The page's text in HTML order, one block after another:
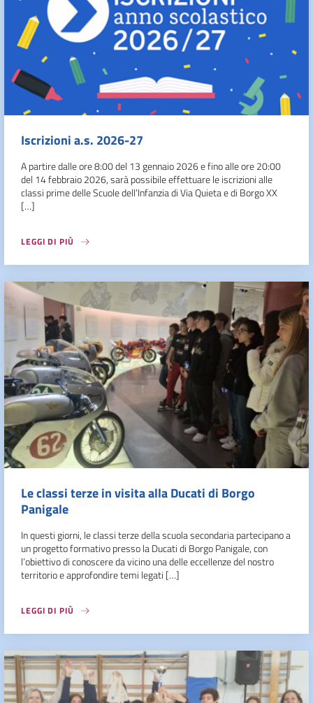
Iscrizioni a.s. 2026-27
A partire dalle ore 8:00 del 13 gennaio 2026 e fino alle ore 20:00
del 14 febbraio 2026, sarà possibile effettuare le iscrizioni alle
classi prime delle Scuole dell’Infanzia di Via Quieta e di Borgo XX
[…]
LEGGI DI PIÙ
Le classi terze in visita alla Ducati di Borgo
Panigale
In questi giorni, le classi terze della scuola secondaria partecipano a
un progetto formativo presso la Ducati di Borgo Panigale, con
l’obiettivo di conoscere da vicino una delle eccellenze del nostro
territorio e approfondire temi legati […]
LEGGI DI PIÙ